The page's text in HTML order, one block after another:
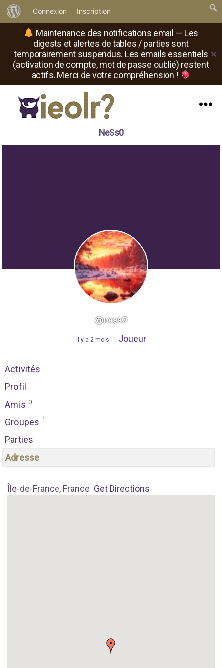
Maintenance des notifications email — Les
digests et alertes de tables / parties sont
temporairement suspendus. Les emails essentiels
(activation de compte, mot de passe oublié) restent
actifs. Merci de votre compréhension !
✕
propos
de
WordPress
Connexion Inscription
où
NeSs0
@ness0
il y a 2 mois Joueur
Activités
Profil
Amis 0
Groupes 1
Parties
Adresse
Île-de-France, France Get Directions